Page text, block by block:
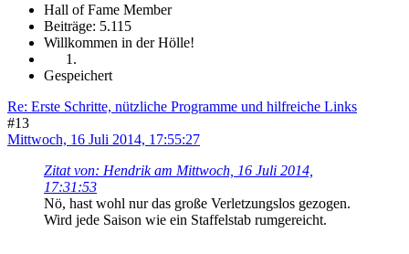
Hall of Fame Member
Beiträge: 5.115
Willkommen in der Hölle!
Gespeichert
Re: Erste Schritte, nützliche Programme und hilfreiche Links
#13
Mittwoch, 16 Juli 2014, 17:55:27
Zitat von: Hendrik am Mittwoch, 16 Juli 2014,
17:31:53
Nö, hast wohl nur das große Verletzungslos gezogen.
Wird jede Saison wie ein Staffelstab rumgereicht.